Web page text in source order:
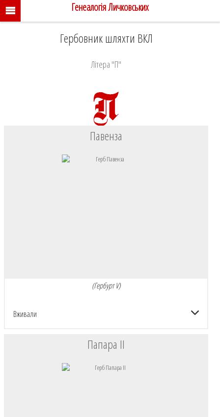
Генеалогія Личковських
Гербовник шляхти ВКЛ
Літера "П"
Павенза
(Гербурт V)
Вживали
Папара II